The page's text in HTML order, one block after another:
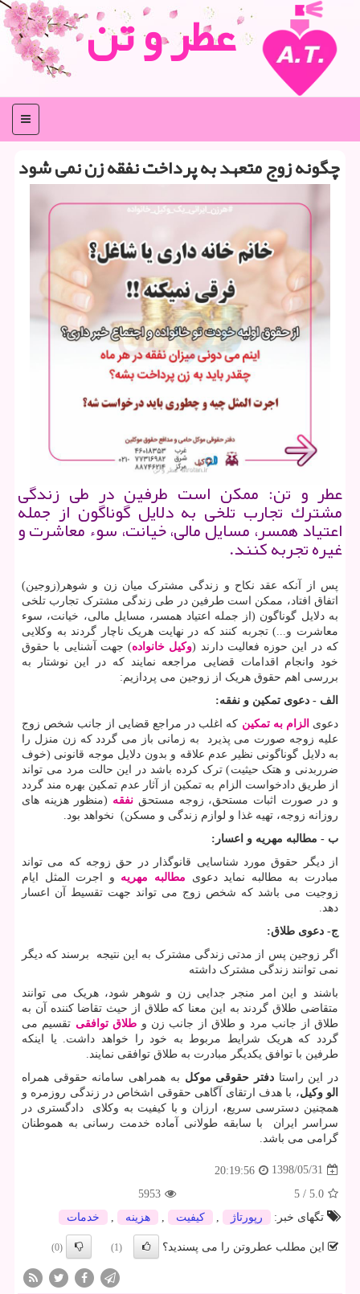
عطر و تن
منو
چگونه زوج متعهد به پرداخت نفقه زن نمی شود
عطر و تن: ممكن است طرفین در طی زندگی
مشترك تجارب تلخی به دلایل گوناگون از جمله
اعتیاد همسر، مسایل مالی، خیانت، سوء معاشرت و
غیره تجربه كنند.
پس از آنکه عقد نکاح و زندگی مشترک میان زن و شوهر(زوجین)
اتفاق افتاد، ممکن است طرفین در طی زندگی مشترک تجارب تلخی
به دلایل گوناگون (از جمله اعتیاد همسر، مسایل مالی، خیانت، سوء
معاشرت و...) تجربه کنند که در نهایت هریک ناچار گردند به وکلایی
که در این حوزه فعالیت دارند (وکیل خانواده) جهت آشنایی با حقوق
خود وانجام اقدامات قضایی مراجعه نمایند که در این نوشتار به
بررسی اهم حقوق هریک از زوجین می پردازیم:
الف - دعوی تمکین و نفقه:
دعوی الزام به تمکین که اغلب در مراجع قضایی از جانب شخص زوج
علیه زوجه صورت می پذیرد به زمانی باز می گردد که زن منزل را
به دلایل گوناگونی نظیر عدم علاقه و بدون دلایل موجه قانونی (خوف
ضرربدنی و هتک حیثیت) ترک کرده باشد در این حالت مرد می تواند
از طریق دادخواست الزام به تمکین از آثار عدم تمکین بهره مند گردد
و در صورت اثبات مستحق، زوجه مستحقنفقه (منظور هزینه های
روزانه زوجه، تهیه غذا و لوازم زندگی و مسکن) نخواهد بود.
ب - مطالبه مهریه و اعسار:
از دیگر حقوق مورد شناسایی قانوگذار در حق زوجه که می تواند
مبادرت به مطالبه نماید دعوی مطالبه مهریه و اجرت المثل ایام
زوجیت می باشد که شخص زوج می تواند جهت تقسیط آن اعسار
دهد.
ج- دعوی طلاق:
اگر زوجین پس از مدتی زندگی مشترک به این نتیجه برسند که دیگر
نمی توانند زندگی مشترک داشته
باشند و این امر منجر جدایی زن و شوهر شود، هریک می توانند
متقاضی طلاق گردند به این معنا که طلاق از حیث تقاضا کننده آن به
طلاق از جانب مرد و طلاق از جانب زن و طلاق توافقی تقسیم می
گردد که هریک شرایط مربوط به خود را خواهد داشت. یا اینکه
طرفین با توافق یکدیگر مبادرت به طلاق توافقی نمایند.
در این راستادفتر حقوقی موکل به همراهی سامانه حقوقی همراه
الو وکیل، با هدف ارتقای آگاهی حقوقی اشخاص در زندگی روزمره و
همچنین دسترسی سریع، ارزان و با کیفیت به وکلای دادگستری در
سراسر ایران با سابقه طولانی آماده خدمت رسانی به هموطنان
گرامی می باشد.
1398/05/31
20:19:56
5.0
/
5
5953
تگهای خبر:
رپورتاژ , كیفیت , هزینه , خدمات
این مطلب عطروتن را می پسندید؟ (1)
(0)